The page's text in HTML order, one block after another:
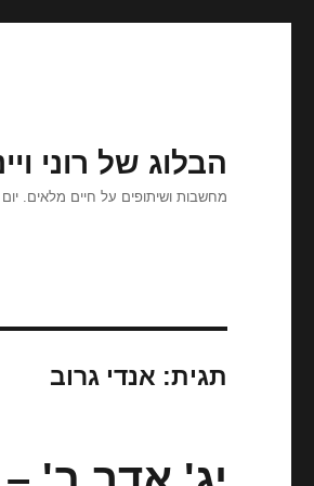
הבלוג של רוני
מחשבות ושיתופים על חיים מלאים. יום
תגית: אנדי גרוב